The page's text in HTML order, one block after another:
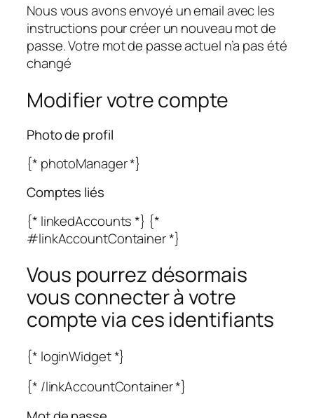
Nous vous avons envoyé un email avec les
instructions pour créer un nouveau mot de
passe. Votre mot de passe actuel n’a pas été
changé
Modifier votre compte
Photo de profil
{* photoManager *}
Comptes liés
{* linkedAccounts *} {*
#linkAccountContainer *}
Vous pourrez désormais
vous connecter à votre
compte via ces identifiants
{* loginWidget *}
{* /linkAccountContainer *}